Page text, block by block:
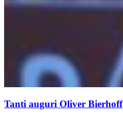
Tanti auguri Oliver Bierhoff